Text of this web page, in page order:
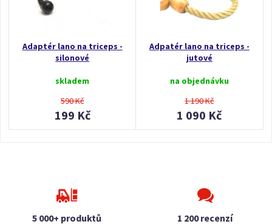
Adaptér lano na triceps -
silonové
skladem
590 Kč
199 Kč
Adpatér lano na triceps -
jutové
na objednávku
1 190 Kč
1 090 Kč
5 000+ produktů
1 200 recenzí